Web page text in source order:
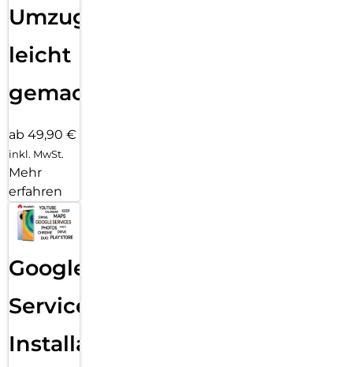
Umzug
leicht
gemacht!
ab 49,90 €
inkl. MwSt.
Mehr
erfahren
Google
Services
Installation